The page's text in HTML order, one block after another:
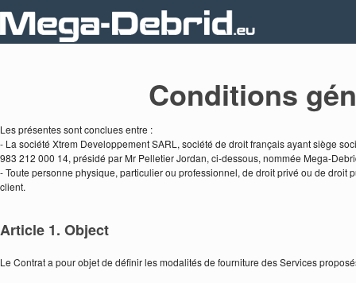
Conditions
Les présentes sont conclues entre :
- La société Xtrem Developpement SARL, société de droit français ayant siège
983 212 000 14, présidé par Mr Pelletier Jordan, ci-dessous, nommée Mega-
- Toute personne physique, particulier ou professionnel, de droit privé ou de
client.
Article 1. Object
Le Contrat a pour objet de définir les modalités de fourniture des Services